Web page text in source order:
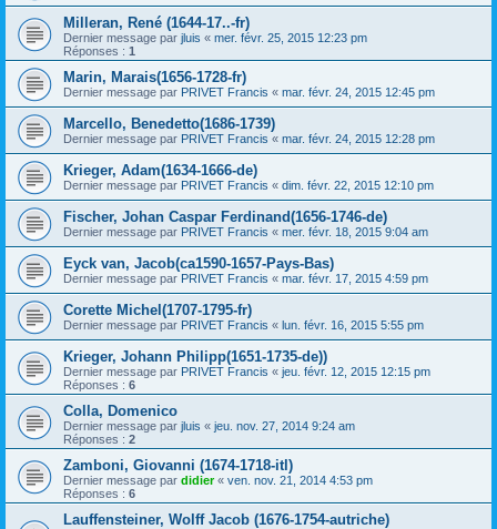
Milleran, René (1644-17..-fr)
Dernier message par jluis « mer. févr. 25, 2015 12:23 pm
Réponses : 1
Marin, Marais(1656-1728-fr)
Dernier message par PRIVET Francis « mar. févr. 24, 2015 12:45 pm
Marcello, Benedetto(1686-1739)
Dernier message par PRIVET Francis « mar. févr. 24, 2015 12:28 pm
Krieger, Adam(1634-1666-de)
Dernier message par PRIVET Francis « dim. févr. 22, 2015 12:10 pm
Fischer, Johan Caspar Ferdinand(1656-1746-de)
Dernier message par PRIVET Francis « mer. févr. 18, 2015 9:04 am
Eyck van, Jacob(ca1590-1657-Pays-Bas)
Dernier message par PRIVET Francis « mar. févr. 17, 2015 4:59 pm
Corette Michel(1707-1795-fr)
Dernier message par PRIVET Francis « lun. févr. 16, 2015 5:55 pm
Krieger, Johann Philipp(1651-1735-de))
Dernier message par PRIVET Francis « jeu. févr. 12, 2015 12:15 pm
Réponses : 6
Colla, Domenico
Dernier message par jluis « jeu. nov. 27, 2014 9:24 am
Réponses : 2
Zamboni, Giovanni (1674-1718-itl)
Dernier message par didier« ven. nov. 21, 2014 4:53 pm
Réponses : 6
Lauffensteiner, Wolff Jacob (1676-1754-autriche)